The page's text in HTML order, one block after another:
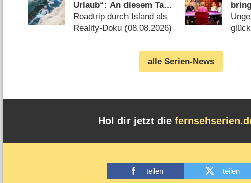
Urlaub“: An diesem Tag
startet die neue Sendung
des Entertainer-Duos
Roadtrip durch Island als
Reality-Doku (08.08.2026)
alle Serien-News
Hol dir jetzt die
teilen teilen